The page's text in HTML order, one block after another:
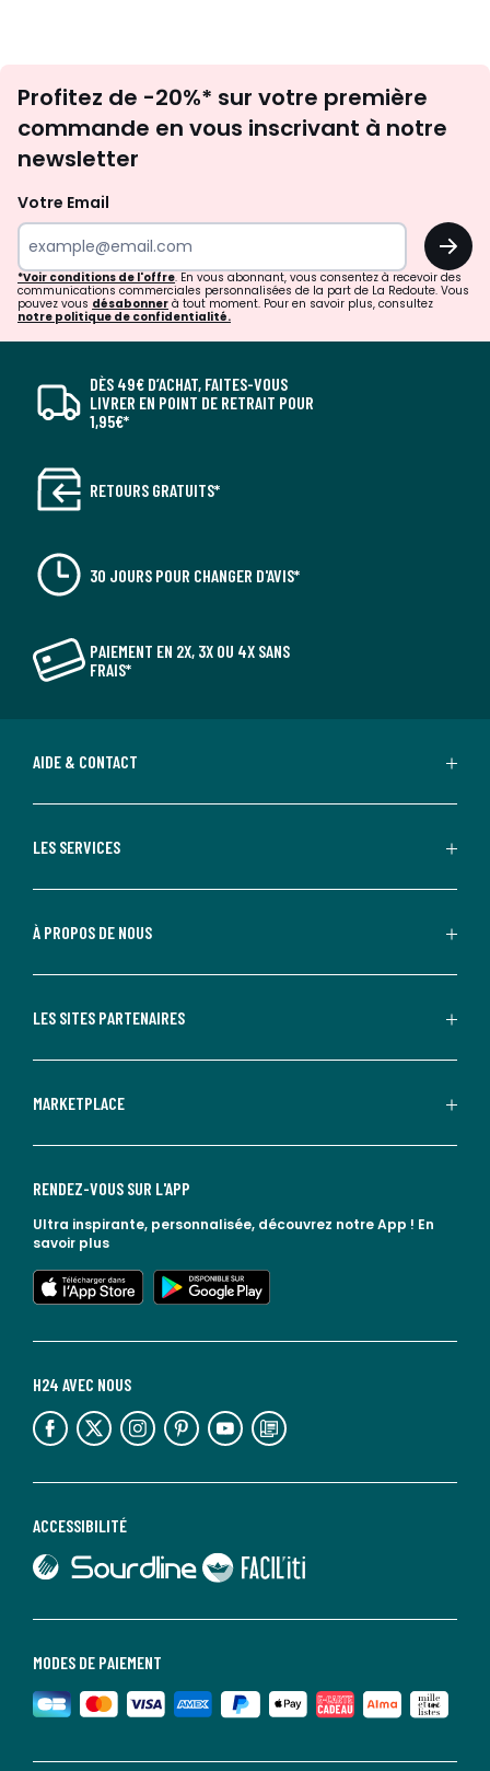
newsletter
Profitez de -20%* sur votre première
commande en vous inscrivant à notre
newsletter
Votre Email
OK
*Voir conditions de l'offre. En vous abonnant, vous consentez à recevoir des
communications commerciales personnalisées de la part de La Redoute. Vous
pouvez vous désabonner à tout moment. Pour en savoir plus, consultez
notre politique de confidentialité.
DÈS 49€ D’ACHAT, FAITES-VOUS
LIVRER EN POINT DE RETRAIT POUR
1,95€*
RETOURS GRATUITS*
30 JOURS POUR CHANGER D'AVIS*
PAIEMENT EN 2X, 3X OU 4X SANS
FRAIS*
AIDE & CONTACT
LES SERVICES
À PROPOS DE NOUS
LES SITES PARTENAIRES
MARKETPLACE
MODES DE PAIEMENT
ACCESSIBILITÉ
lien vers Sourdline
lien vers Faciliti
H24 AVEC NOUS
lien vers l'espace réseaux sociaux lien vers l'espace réseaux sociaux lien vers l'espace réseaux sociaux lien vers l'espace réseaux sociaux lien vers l'espace réseaux sociaux lien vers le blog la redoute
RENDEZ-VOUS SUR L'APP
Ultra inspirante, personnalisée, découvrez notre App ! En
savoir plus
lien vers l'app store
lien vers google play